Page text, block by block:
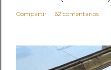
Compartir 62 comentarios